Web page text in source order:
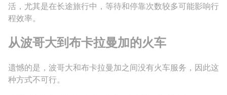
活，尤其是在长途旅行中，等待和停靠次数较多可能影响行
程效率。
从波哥大到布卡拉曼加的火车
遗憾的是，波哥大和布卡拉曼加之间没有火车服务，因此这
种方式不可行。